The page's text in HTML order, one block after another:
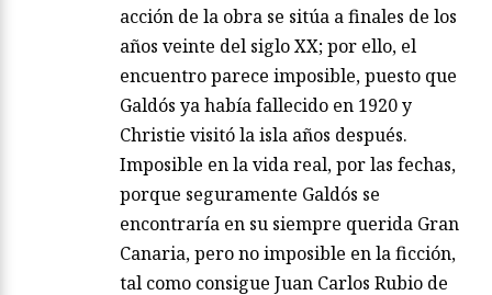
acción de la obra se sitúa a finales de los
años veinte del siglo XX; por ello, el
encuentro parece imposible, puesto que
Galdós ya había fallecido en 1920 y
Christie visitó la isla años después.
Imposible en la vida real, por las fechas,
porque seguramente Galdós se
encontraría en su siempre querida Gran
Canaria, pero no imposible en la ficción,
tal como consigue Juan Carlos Rubio de